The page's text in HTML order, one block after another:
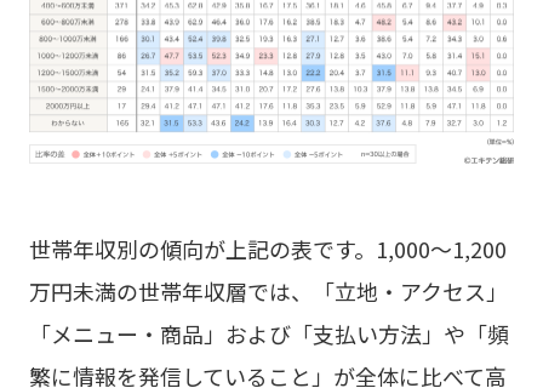
世帯年収別の傾向が上記の表です。1,000～1,200
万円未満の世帯年収層では、「立地・アクセス」
「メニュー・商品」および「支払い方法」や「頻
繁に情報を発信していること」が全体に比べて高